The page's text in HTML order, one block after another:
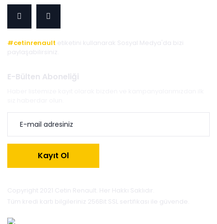
#cetinrenault etiketini kullanarak Sosyal Medya'da bizi
paylaşabilirsiniz.
E-Bülten Aboneliği
Kayıt Ol
Copyright 2021 Cetin Renault. Her Hakkı Saklıdır.
Tüm kredi kartı bilgileriniz 256Bit SSL sertifikası ile güvende.